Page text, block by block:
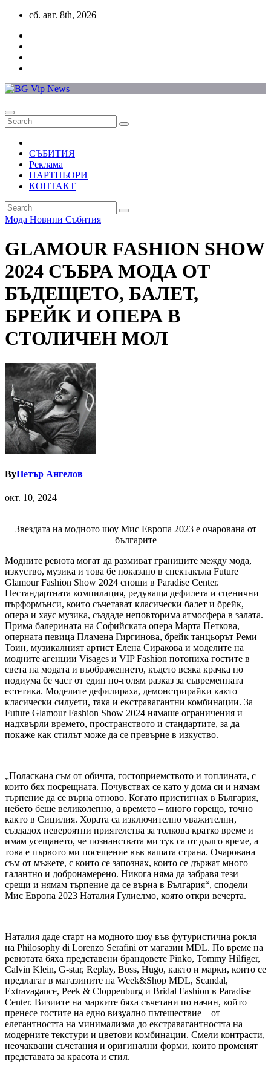
Skip
content
сб. авг. 8th, 2026
СЪБИТИЯ
Реклама
ПАРТНЬОРИ
КОНТАКТ
Мода Новини Събития
GLAMOUR FASHION SHOW
2024 СЪБРА МОДА ОТ
БЪДЕЩЕТО, БАЛЕТ,
БРЕЙК И ОПЕРА В
СТОЛИЧЕН МОЛ
ByПетър Ангелов
окт. 10, 2024
Звездата на модното шоу Мис Европа 2023 е очарована от
българите
Модните ревюта могат да размиват границите между мода,
изкуство, музика и това бе показано в спектакъла Future
Glamour Fashion Show 2024 снощи в Paradise Center.
Нестандартната компилация, редуваща дефилета и сценични
пърформънси, които съчетават класически балет и брейк,
опера и хаус музика, създаде неповторима атмосфера в залата.
Прима балерината на Софийската опера Марта Петкова,
оперната певица Пламена Гиргинова, брейк танцьорът Реми
Тоин, музикалният артист Елена Сиракова и моделите на
модните агенции Visages и VIP Fashion потопиха гостите в
света на модата и въображението, където всяка крачка по
подиума бе част от един по-голям разказ за съвременната
естетика. Моделите дефилираха, демонстрирайки както
класически силуети, така и екстравагантни комбинации. За
Future Glamour Fashion Show 2024 нямаше ограничения и
надхвърли времето, пространството и стандартите, за да
покаже как стилът може да се превърне в изкуство.
„Поласкана съм от обичта, гостоприемството и топлината, с
които бях посрещната. Почувствах се като у дома си и нямам
търпение да се върна отново. Когато пристигнах в България,
небето беше великолепно, а времето – много горещо, точно
както в Сицилия. Хората са изключително уважителни,
създадох невероятни приятелства за толкова кратко време и
имам усещането, че познанствата ми тук са от дълго време, а
това е първото ми посещение във вашата страна. Очарована
съм от мъжете, с които се запознах, които се държат много
галантно и добронамерено. Никога няма да забравя тези
срещи и нямам търпение да се върна в България“, сподели
Мис Европа 2023 Наталия Гулиелмо, която откри вечерта.
Наталия даде старт на модното шоу във футуристична рокля
на Philosophy di Lorenzo Serafini от магазин MDL. По време на
ревютата бяха представени брандовете Pinko, Tommy Hilfiger,
Calvin Klein, G-star, Replay, Boss, Hugo, както и марки, които се
предлагат в магазините на Week&Shop MDL, Scandal,
Еxtravagance, Peek & Cloppenburg и Bridal Fashion в Paradise
Center. Визиите на марките бяха съчетани по начин, който
пренесе гостите на едно визуално пътешествие – от
елегантността на минимализма до екстравагантността на
модерните текстури и цветови комбинации. Смели контрасти,
неочаквани съчетания и оригинални форми, които променят
представата за красота и стил.